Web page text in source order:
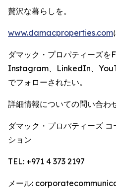
贅沢な暮らしを。
www.damacproperties.com
ダマック・プロパティーズを
Instagram、LinkedIn、
でフォローされたい。
詳細情報についての問い合わ
ダマック・プロパティーズ
ション
TEL: +971 4 373 2197
メール: